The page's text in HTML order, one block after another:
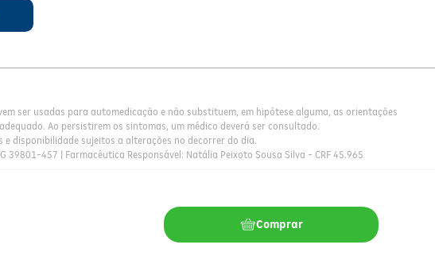
Comprar
ser usadas para automedicação e não substituem, em hipótese alguma, as orientações
Ao persistirem os sintomas, um médico deverá ser consultado.
disponibilidade sujeitos a alterações no decorrer do dia.
457 | Farmacêutica Responsável: Natália Peixoto Sousa Silva - CRF 45.965